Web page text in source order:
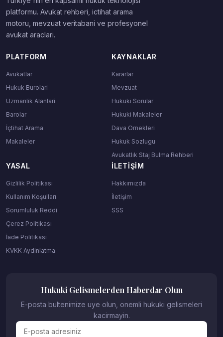
platformu. Avukat rehberi, ictihat arama
motoru, mevzuat veritabani ve profesyonel
avukat araclari.
PLATFORM
Avukatlar
Hukuk Burolari
Uzmanlik Alanlari
Barolar
İçtihat Arama
Makaleler
KAYNAKLAR
Kararlar
Mevzuat
Hukuki Sorular
Hukuki Makaleler
Dava Ornekleri
Hukuk Sozlugu
Avukatlık Staj Bulma Rehberi
YASAL
Gizlilik Politikası
Kullanım Koşulları
Sorumluluk Reddi
Çerez Politikası
İade Politikası
KVKK Aydinlatma
İLETIŞIM
Hakkımızda
İletişim
SSS
Hukuki Gelismelerden Haberdar Olun
E-posta bultenimize uye olun, onemli hukuki gelismeleri
kacirmayin.